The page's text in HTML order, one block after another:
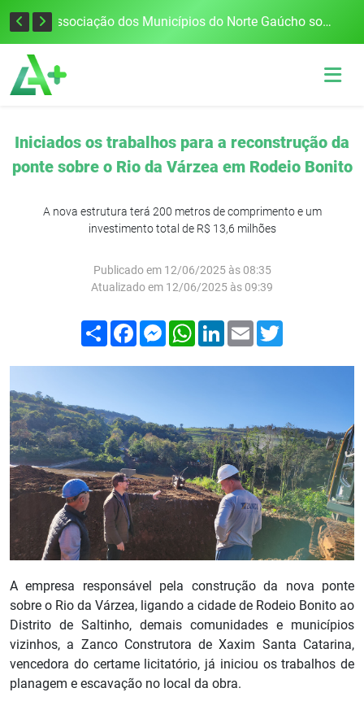
Defesa Civil alerta para risco de tornado e tempestades severas no RS entre esta quinta e sexta-feira Associação dos Municípios do Norte Gaúcho solicita R$ 8 milhões ao Governo do Estado para reparações climáticas
Iniciados os trabalhos para a reconstrução da
ponte sobre o Rio da Várzea em Rodeio Bonito
A nova estrutura terá 200 metros de comprimento e um
investimento total de R$ 13,6 milhões
Publicado em 12/06/2025 às 08:35
Atualizado em 12/06/2025 às 09:39
Compartilhar
FacebookMessenger
WhatsApp
LinkedIn
Email
A empresa responsável pela construção da nova ponte
sobre o Rio da Várzea, ligando a cidade de Rodeio Bonito ao
Distrito de Saltinho, demais comunidades e municípios
vizinhos, a Zanco Construtora de Xaxim Santa Catarina,
vencedora do certame licitatório, já iniciou os trabalhos de
planagem e escavação no local da obra.